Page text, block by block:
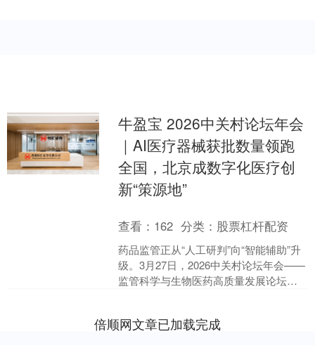
牛盈宝 2026中关村论坛年会
｜AI医疗器械获批数量领跑
全国，北京成数字化医疗创
新“策源地”
查看： 162 分类： 股票杠杆配资
药品监管正从“人工研判”向“智能辅助”升
级。3月27日，2026中关村论坛年会——
监管科学与生物医药高质量发展论坛成
倍顺网文章已加载完成